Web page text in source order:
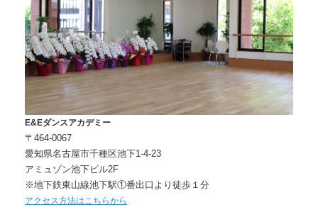
E&Eダンスアカデミー
〒464-0067
愛知県名古屋市千種区池下1-4-23
アミュゾン池下ビル2F
※地下鉄東山線池下駅①番出口より徒歩１分
アクセス方法はこちらから